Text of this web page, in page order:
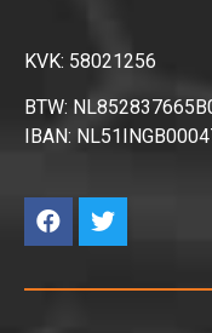
KVK: 58021256
BTW:
IBAN: